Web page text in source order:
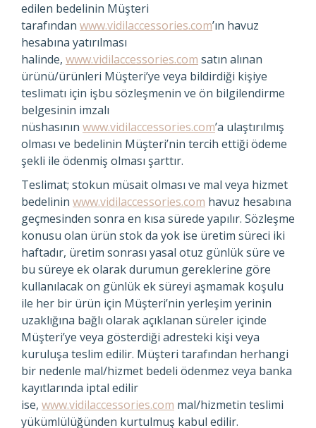
edilen bedelinin Müşteri
tarafından www.vidilaccessories.com’ın havuz
hesabına yatırılması
halinde, www.vidilaccessories.com satın alınan
ürünü/ürünleri Müşteri’ye veya bildirdiği kişiye
teslimatı için işbu sözleşmenin ve ön bilgilendirme
belgesinin imzalı
nüshasının www.vidilaccessories.com’a ulaştırılmış
olması ve bedelinin Müşteri’nin tercih ettiği ödeme
şekli ile ödenmiş olması şarttır.
Teslimat; stokun müsait olması ve mal veya hizmet
bedelinin www.vidilaccessories.com havuz hesabına
geçmesinden sonra en kısa sürede yapılır. Sözleşme
konusu olan ürün stok da yok ise üretim süreci iki
haftadır, üretim sonrası yasal otuz günlük süre ve
bu süreye ek olarak durumun gereklerine göre
kullanılacak on günlük ek süreyi aşmamak koşulu
ile her bir ürün için Müşteri’nin yerleşim yerinin
uzaklığına bağlı olarak açıklanan süreler içinde
Müşteri’ye veya gösterdiği adresteki kişi veya
kuruluşa teslim edilir. Müşteri tarafından herhangi
bir nedenle mal/hizmet bedeli ödenmez veya banka
kayıtlarında iptal edilir
ise, www.vidilaccessories.com mal/hizmetin teslimi
yükümlülüğünden kurtulmuş kabul edilir.